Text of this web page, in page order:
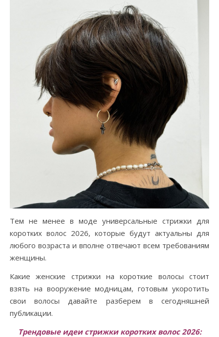
Тем не менее в моде универсальные стрижки для
коротких волос 2026, которые будут актуальны для
любого возраста и вполне отвечают всем требованиям
женщины.
Какие женские стрижки на короткие волосы стоит
взять на вооружение модницам, готовым укоротить
свои волосы давайте разберем в сегодняшней
публикации.
Трендовые идеи стрижки коротких волос 2026: